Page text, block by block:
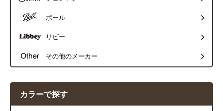
ボール
リビー
その他のメーカー
カラーで探す